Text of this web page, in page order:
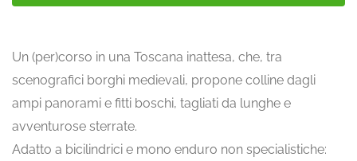
Un (per)corso in una Toscana inattesa, che, tra
scenografici borghi medievali, propone colline dagli
ampi panorami e fitti boschi, tagliati da lunghe e
avventurose sterrate.
Adatto a bicilindrici e mono enduro non specialistiche: